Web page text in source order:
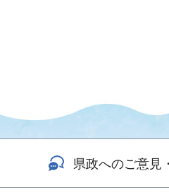
県政へのご意見